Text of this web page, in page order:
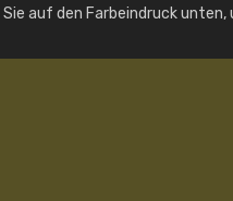
Sie auf den Farbeindruck unten,